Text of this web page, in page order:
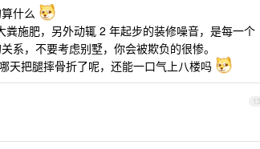
什么
施肥，另外动辄 2 年起步的装修噪音，是每一个
系，不要考虑别墅，你会被欺负的很惨。
天把腿摔骨折了呢，还能一口气上八楼吗
13